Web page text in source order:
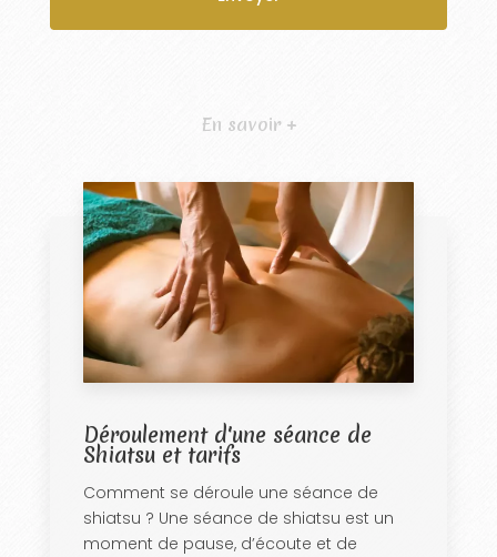
En savoir +
Déroulement d'une séance de
Shiatsu et tarifs
Comment se déroule une séance de
shiatsu ? Une séance de shiatsu est un
moment de pause, d’écoute et de